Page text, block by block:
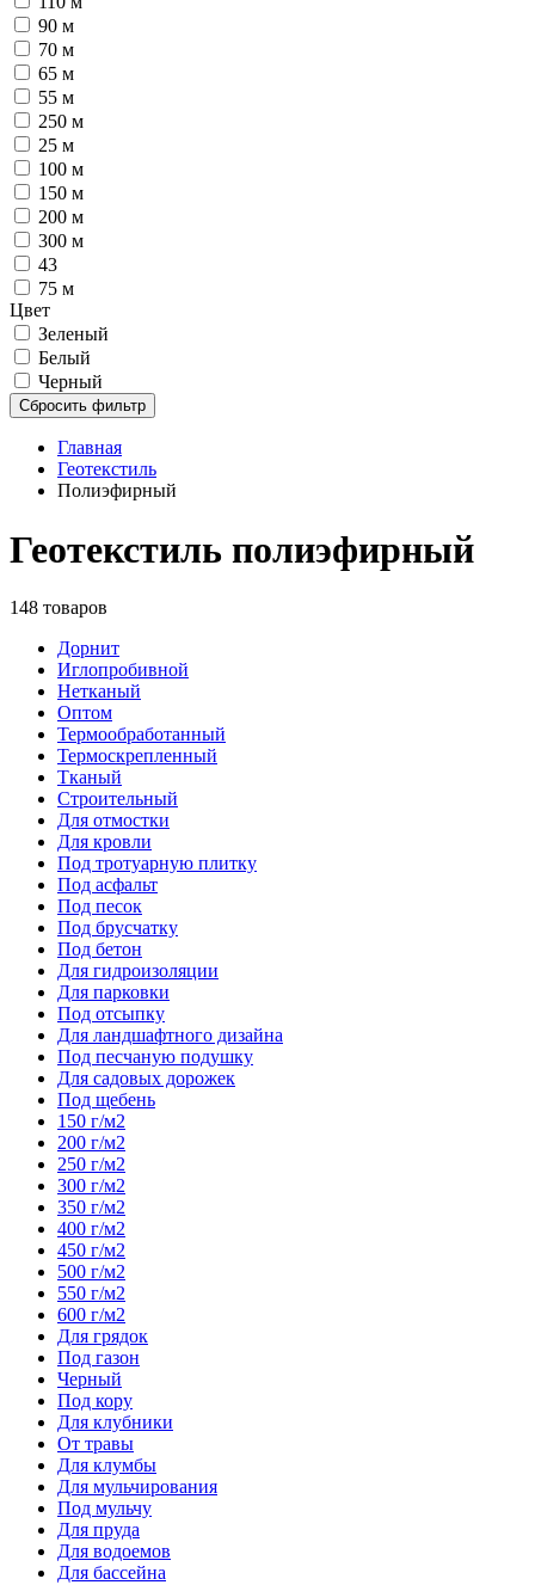
90 м
70 м
65 м
55 м
250 м
25 м
100 м
150 м
200 м
300 м
43
75 м
Цвет
Зеленый
Белый
Черный
Сбросить фильтр
Главная
Геотекстиль
Полиэфирный
Геотекстиль полиэфирный
148 товаров
Дорнит
Иглопробивной
Нетканый
Оптом
Термообработанный
Термоскрепленный
Тканый
Строительный
Для отмостки
Для кровли
Под тротуарную плитку
Под асфальт
Под песок
Под брусчатку
Под бетон
Для гидроизоляции
Для парковки
Под отсыпку
Для ландшафтного дизайна
Под песчаную подушку
Для садовых дорожек
Под щебень
150 г/м2
200 г/м2
250 г/м2
300 г/м2
350 г/м2
400 г/м2
450 г/м2
500 г/м2
550 г/м2
600 г/м2
Для грядок
Под газон
Черный
Под кору
Для клубники
От травы
Для клумбы
Для мульчирования
Под мульчу
Для пруда
Для водоемов
Для бассейна